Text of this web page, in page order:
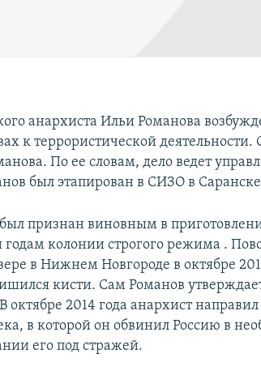
анархиста Ильи Романова
к террористической деятельности.
По ее словам, дело ведет
был этапирован в СИЗО в
признан виновным в
годам колонии строгого режима .
в Нижнем Новгороде в октябре
кисти. Сам Романов
октябре 2014 года анархист
в которой он обвинил Россию в
его под стражей.